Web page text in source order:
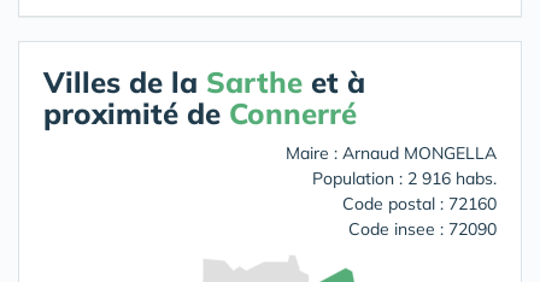
Villes de la Sarthe et à
proximité de Connerré
Maire : Arnaud MONGELLA
Population : 2 916 habs.
Code postal : 72160
Code insee : 72090